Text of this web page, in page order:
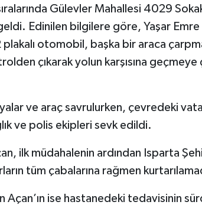
Gülevler Mahallesi 4029
Edinilen bilgilere göre, Yaşar Emre
otomobil, başka bir araca
çıkarak yolun karşısına geçmeye
ve araç savrulurken, çevredeki
ve polis ekipleri sevk edildi.
ilk müdahalenin ardından Isparta
tüm çabalarına rağmen
Açan’ın ise hastanedeki tedavisinin